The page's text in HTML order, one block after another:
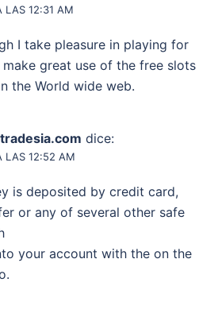
LAS 12:31 AM
I take pleasure in playing for
make great use of the free slots
the World wide web.
dice:
LAS 12:52 AM
is deposited by credit card,
or any of several other safe
your account with the on the